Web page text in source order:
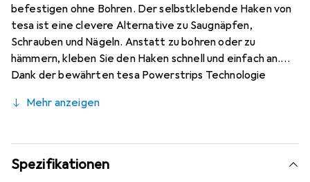
befestigen ohne Bohren. Der selbstklebende Haken von
tesa ist eine clevere Alternative zu Saugnäpfen,
Schrauben und Nägeln. Anstatt zu bohren oder zu
hämmern, kleben Sie den Haken schnell und einfach an.
Dank der bewährten tesa Powerstrips Technologie
Klebehaken). Sie verursachen keine Schäden am
spurlos wieder entfernen und mit einem neuen
Powerstrip sogar wiederverwenden. Der Klebehaken
eignet sich ideal zum sicheren Aufhängen von Girlanden,
Mehr anzeigen
Spezifikationen